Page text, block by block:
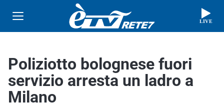
LIVE
Poliziotto bolognese fuori
servizio arresta un ladro a
Milano